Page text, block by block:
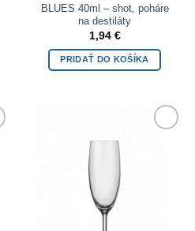
BLUES 40ml – shot, poháre
na destiláty
1,94 €
PRIDAŤ DO KOŠÍKA